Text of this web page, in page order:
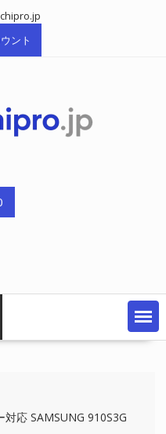
ント
応 SAMSUNG 910S3G